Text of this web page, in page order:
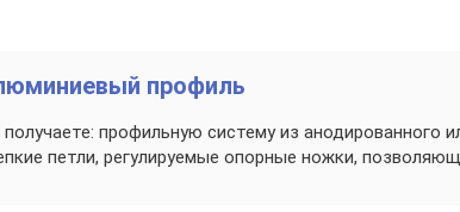
профиль
профильную систему из анодированного
петли, регулируемые опорные ножки,